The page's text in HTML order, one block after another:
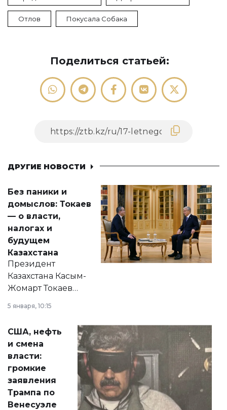
Отлов Покусала Собака
Поделиться статьей:
ДРУГИЕ НОВОСТИ
Без паники и
домыслов: Токаев
— о власти,
налогах и
будущем
Казахстана
Президент
Казахстана Касым-
Жомарт Токаев
сразу несколько
актуальных тем —
от слухов о
политических
реформах до
вопросов армии,
экономики и
личного здоровья.
5 января, 10:15
США, нефть
и смена
власти:
громкие
заявления
Трампа по
Венесуэле